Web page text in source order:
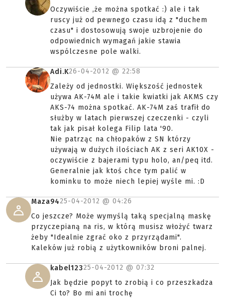
Oczywiście ,że można spotkać :) ale i tak
ruscy już od pewnego czasu idą z "duchem
czasu" i dostosowują swoje uzbrojenie do
odpowiednich wymagań jakie stawia
wspólczesne pole walki.
Adi.K26-04-2012 @ 22:58
Zależy od jednostki. Większość jednostek
używa AK-74M ale i takie kwiatki jak AKMS czy
AKS-74 można spotkać. AK-74M zaś trafił do
służby w latach pierwszej czeczenki - czyli
tak jak pisał kolega Filip lata '90.
Nie patrząc na chłopaków z SN którzy
używają w dużych ilościach AK z seri AK10X -
oczywiście z bajerami typu holo, an/peq itd.
Generalnie jak ktoś chce tym palić w
kominku to może niech lepiej wyśle mi. :D
Maza9425-04-2012 @ 04:26
Co jeszcze? Może wymyślą taką specjalną maskę
przyczepianą na ris, w którą musisz włożyć twarz
żeby "Idealnie zgrać oko z przyrządami".
Kaleków już robią z użytkowników broni palnej.
kabel12325-04-2012 @ 07:32
Jak będzie popyt to zrobią i co przeszkadza
Ci to? Bo mi ani trochę